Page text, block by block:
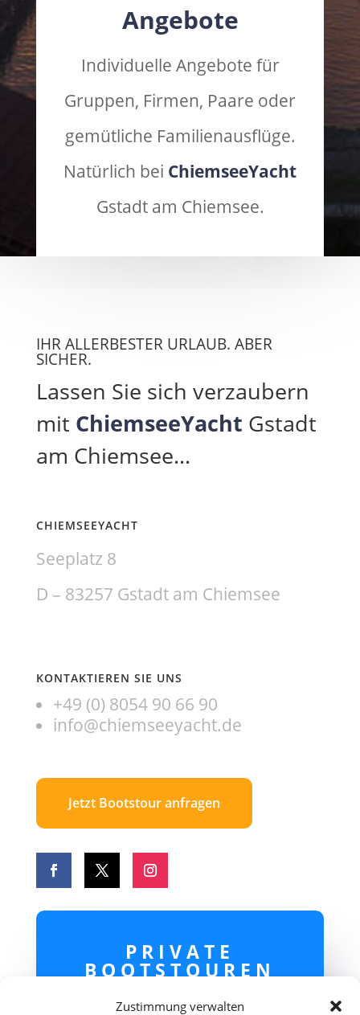
Zustimmung verwalten
Angebote
Individuelle Angebote für
Gruppen, Firmen, Paare oder
gemütliche Familienausflüge.
Natürlich bei ChiemseeYacht
Gstadt am Chiemsee.
IHR ALLERBESTER URLAUB. ABER
SICHER.
Lassen Sie sich verzaubern
mit ChiemseeYacht Gstadt
am Chiemsee…
CHIEMSEEYACHT
​Seeplatz 8
D – 83257 Gstadt am Chiemsee
KONTAKTIEREN SIE UNS
+49 (0) 8054 90 66 90
info@chiemseeyacht.de
Jetzt Bootstour anfragen
PRIVATE
BOOTSTOUREN
TERMINE AUF